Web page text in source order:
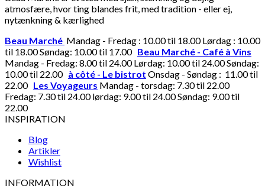
atmosfære, hvor ting blandes frit, med tradition - eller ej,
nytænkning & kærlighed
Beau Marché Mandag - Fredag : 10.00 til 18.00 Lørdag : 10.00
til 18.00 Søndag: 10.00 til 17.00 Beau Marché - Café à Vins
Mandag - Fredag: 8.00 til 24.00 Lørdag: 10.00 til 24.00 Søndag:
10.00 til 22.00 à côté - Le bistrot Onsdag - Søndag : 11.00 til
22.00 Les Voyageurs Mandag - torsdag: 7.30 til 22.00
Fredag: 7.30 til 24.00 lørdag: 9.00 til 24.00 Søndag: 9.00 til
22.00
INSPIRATION
Blog
Artikler
Wishlist
INFORMATION